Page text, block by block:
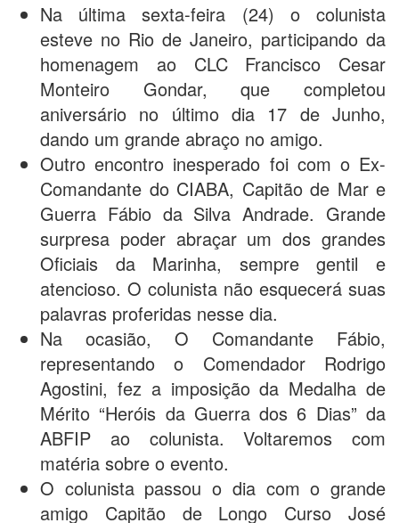
Na última sexta-feira (24) o colunista
esteve no Rio de Janeiro, participando da
homenagem ao CLC Francisco Cesar
Monteiro Gondar, que completou
aniversário no último dia 17 de Junho,
dando um grande abraço no amigo.
Outro encontro inesperado foi com o Ex-
Comandante do CIABA, Capitão de Mar e
Guerra Fábio da Silva Andrade. Grande
surpresa poder abraçar um dos grandes
Oficiais da Marinha, sempre gentil e
atencioso. O colunista não esquecerá suas
palavras proferidas nesse dia.
Na ocasião, O Comandante Fábio,
representando o Comendador Rodrigo
Agostini, fez a imposição da Medalha de
Mérito “Heróis da Guerra dos 6 Dias” da
ABFIP ao colunista. Voltaremos com
matéria sobre o evento.
O colunista passou o dia com o grande
amigo Capitão de Longo Curso José